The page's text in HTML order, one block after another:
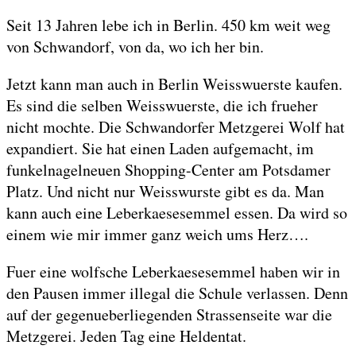
Seit 13 Jahren lebe ich in Berlin. 450 km weit weg
von Schwandorf, von da, wo ich her bin.
Jetzt kann man auch in Berlin Weisswuerste kaufen.
Es sind die selben Weisswuerste, die ich frueher
nicht mochte. Die Schwandorfer Metzgerei Wolf hat
expandiert. Sie hat einen Laden aufgemacht, im
funkelnagelneuen Shopping-Center am Potsdamer
Platz. Und nicht nur Weisswurste gibt es da. Man
kann auch eine Leberkaesesemmel essen. Da wird so
einem wie mir immer ganz weich ums Herz….
Fuer eine wolfsche Leberkaesesemmel haben wir in
den Pausen immer illegal die Schule verlassen. Denn
auf der gegenueberliegenden Strassenseite war die
Metzgerei. Jeden Tag eine Heldentat.